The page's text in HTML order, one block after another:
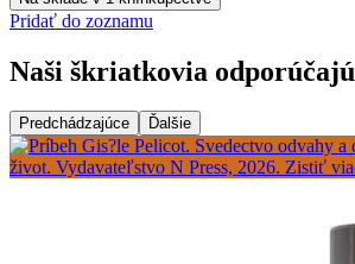
Pridať do zoznamu
Naši škriatkovia odporúčajú
Predchádzajúce Ďalšie